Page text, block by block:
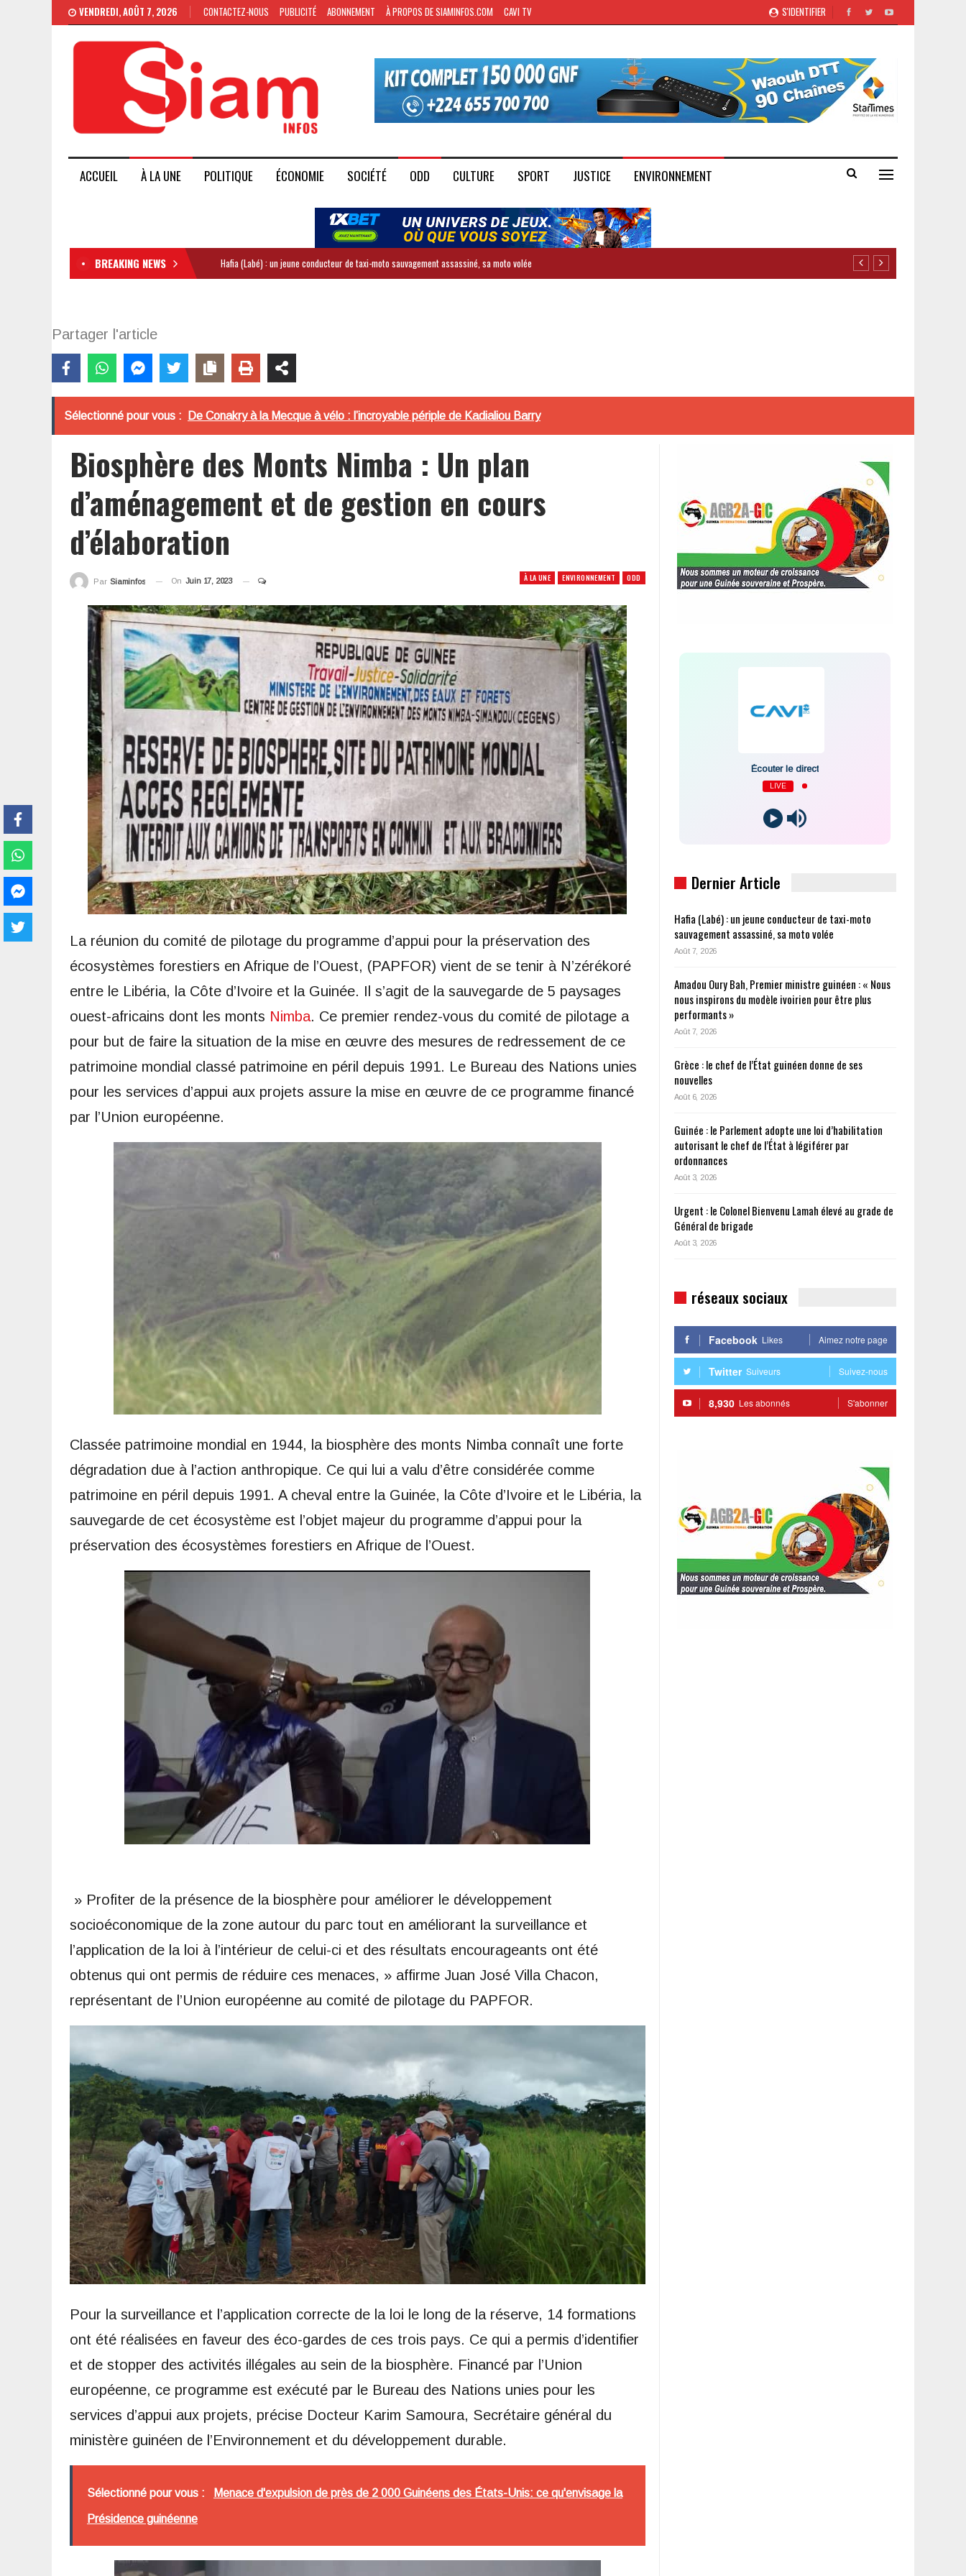
S'IDENTIFIER
VENDREDI, AOÛT 7, 2026 CONTACTEZ-NOUS PUBLICITÉ ABONNEMENT À PROPOS DE SIAMINFOS.COM CAVI TV
ACCUEIL À LA UNE POLITIQUE ÉCONOMIE SOCIÉTÉ ODD CULTURE SPORT JUSTICE ENVIRONNEMENT
BREAKING NEWS Hafia (Labé) : un jeune conducteur de taxi-moto sauvagement assassiné, sa moto volée
Partager l'article
Sélectionné pour vous : De Conakry à la Mecque à vélo : l’incroyable périple de Kadialiou Barry
Biosphère des Monts Nimba : Un plan
d’aménagement et de gestion en cours
d’élaboration
À LA UNE ENVIRONNEMENT ODD
Par Siaminfos On Juin 17, 2023
La réunion du comité de pilotage du programme d’appui pour la préservation des
écosystèmes forestiers en Afrique de l’Ouest, (PAPFOR) vient de se tenir à N’zérékoré
entre le Libéria, la Côte d’Ivoire et la Guinée. Il s’agit de la sauvegarde de 5 paysages
ouest-africains dont les monts Nimba. Ce premier rendez-vous du comité de pilotage a
pour but de faire la situation de la mise en œuvre des mesures de redressement de ce
patrimoine mondial classé patrimoine en péril depuis 1991. Le Bureau des Nations unies
pour les services d’appui aux projets assure la mise en œuvre de ce programme financé
par l’Union européenne.
Classée patrimoine mondial en 1944, la biosphère des monts Nimba connaît une forte
dégradation due à l’action anthropique. Ce qui lui a valu d’être considérée comme
patrimoine en péril depuis 1991. A cheval entre la Guinée, la Côte d’Ivoire et le Libéria, la
sauvegarde de cet écosystème est l’objet majeur du programme d’appui pour la
préservation des écosystèmes forestiers en Afrique de l’Ouest.
» Profiter de la présence de la biosphère pour améliorer le développement
socioéconomique de la zone autour du parc tout en améliorant la surveillance et
l’application de la loi à l’intérieur de celui-ci et des résultats encourageants ont été
obtenus qui ont permis de réduire ces menaces, » affirme Juan José Villa Chacon,
représentant de l’Union européenne au comité de pilotage du PAPFOR.
Pour la surveillance et l’application correcte de la loi le long de la réserve, 14 formations
ont été réalisées en faveur des éco-gardes de ces trois pays. Ce qui a permis d’identifier
et de stopper des activités illégales au sein de la biosphère. Financé par l’Union
européenne, ce programme est exécuté par le Bureau des Nations unies pour les
services d’appui aux projets, précise Docteur Karim Samoura, Secrétaire général du
ministère guinéen de l’Environnement et du développement durable.
Sélectionné pour vous : Menace d'expulsion de près de 2 000 Guinéens des États-Unis: ce qu'envisage la
Présidence guinéenne
Écouter le direct
LIVE
Dernier Article
Hafia (Labé) : un jeune conducteur de taxi-moto
sauvagement assassiné, sa moto volée
Août 7, 2026
Amadou Oury Bah, Premier ministre guinéen : « Nous
nous inspirons du modèle ivoirien pour être plus
performants »
Août 7, 2026
Grèce : le chef de l’État guinéen donne de ses
nouvelles
Août 6, 2026
Guinée : le Parlement adopte une loi d’habilitation
autorisant le chef de l’État à légiférer par
ordonnances
Août 3, 2026
Urgent : le Colonel Bienvenu Lamah élevé au grade de
Général de brigade
Août 3, 2026
réseaux sociaux
Facebook Likes Aimez notre page
Twitter Suiveurs Suivez-nous
8,930 Les abonnés S'abonner